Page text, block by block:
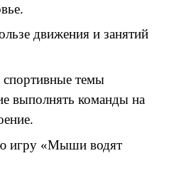
движения и занятий
темы
выполнять команды на
игру «Мыши водят